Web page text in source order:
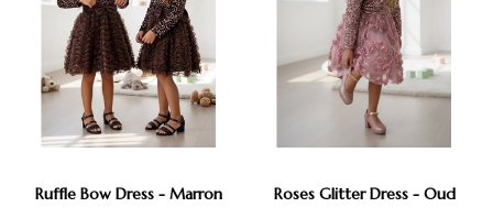
Ruffle Bow Dress - Marron
Roses Glitter Dress - Oud